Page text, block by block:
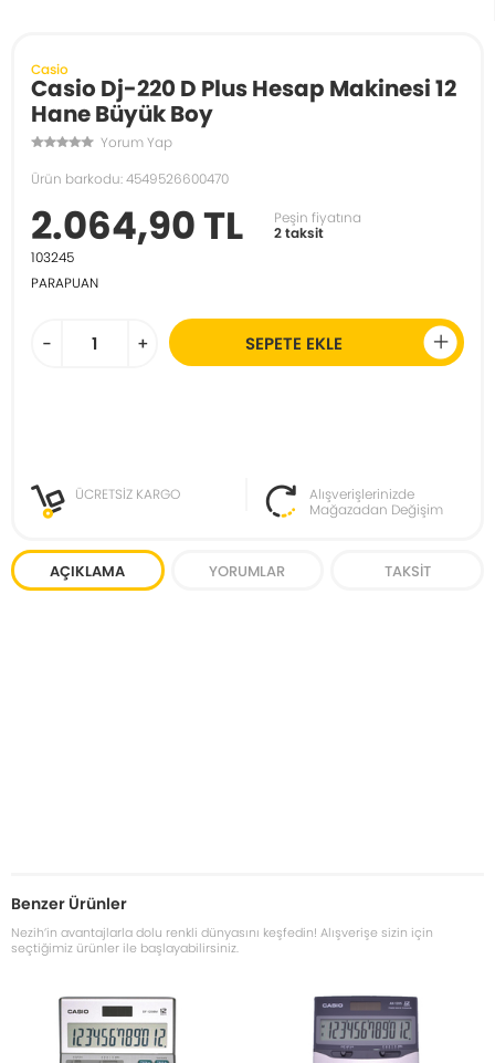
Casio
Casio Dj-220 D Plus Hesap Makinesi 12
Hane Büyük Boy
Yorum Yap
Ürün barkodu: 4549526600470
2.064,90 TL
Peşin fiyatına
2 taksit
103245
PARAPUAN
- + SEPETE EKLE
ÜCRETSİZ KARGO
Alışverişlerinizde
Mağazadan Değişim
AÇIKLAMA YORUMLAR TAKSIT
Benzer Ürünler
Nezih’in avantajlarla dolu renkli dünyasını keşfedin! Alışverişe sizin için
seçtiğimiz ürünler ile başlayabilirsiniz.